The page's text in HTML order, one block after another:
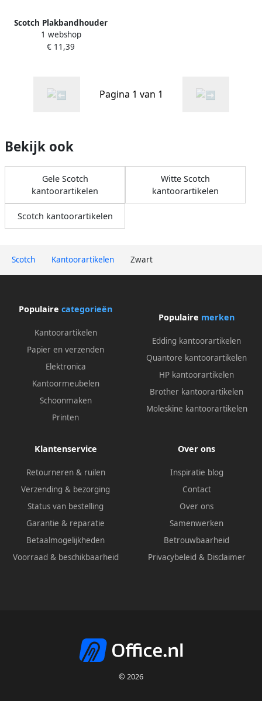
Scotch Kantoorartikelen Zwart
Scotch Plakbandhouder
schoen zwart + 1rol
19mmx8.9m
1 webshop
€ 11,39
Pagina 1 van 1
Bekijk ook
Gele Scotch
kantoorartikelen
Witte Scotch
kantoorartikelen
Scotch kantoorartikelen
Populaire categorieën
Kantoorartikelen
Papier en verzenden
Elektronica
Kantoormeubelen
Schoonmaken
Printen
Populaire merken
Edding kantoorartikelen
Quantore kantoorartikelen
HP kantoorartikelen
Brother kantoorartikelen
Moleskine kantoorartikelen
Klantenservice
Retourneren & ruilen
Verzending & bezorging
Status van bestelling
Garantie & reparatie
Betaalmogelijkheden
Voorraad & beschikbaarheid
Over ons
Inspiratie blog
Contact
Over ons
Samenwerken
Betrouwbaarheid
Privacybeleid & Disclaimer
© 2026